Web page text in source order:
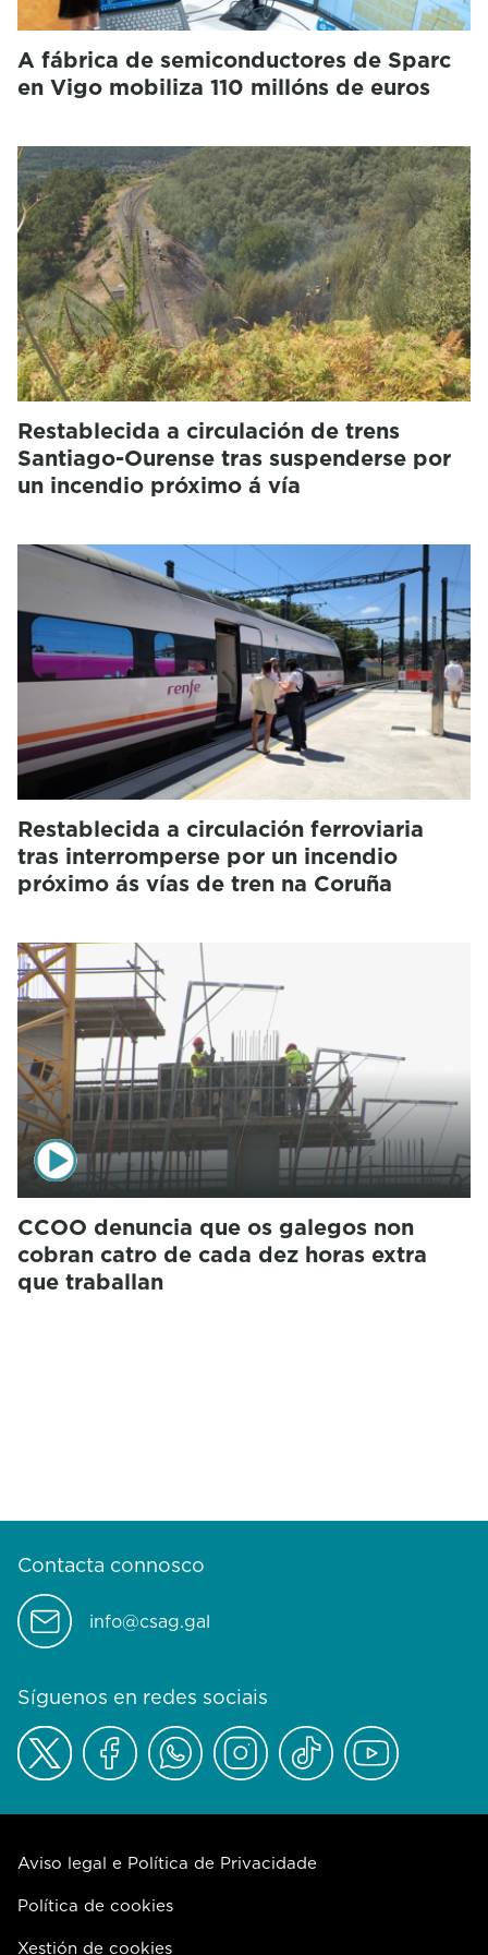
A fábrica de semiconductores de Sparc
en Vigo mobiliza 110 millóns de euros
Restablecida a circulación de trens
Santiago-Ourense tras suspenderse por
un incendio próximo á vía
Restablecida a circulación ferroviaria
tras interromperse por un incendio
próximo ás vías de tren na Coruña
CCOO denuncia que os galegos non
cobran catro de cada dez horas extra
que traballan
Contacta connosco
info@csag.gal
Síguenos en redes sociais
Aviso legal e Política de Privacidade
Política de cookies
Xestión de cookies